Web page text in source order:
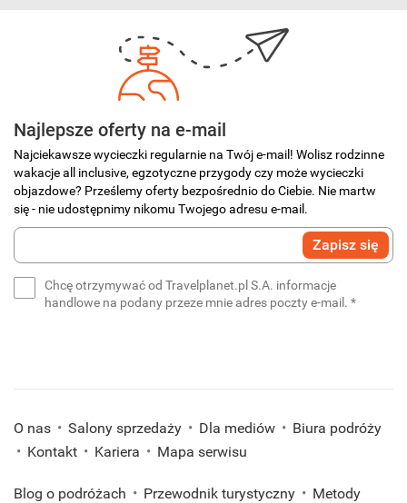
Najlepsze oferty na e-mail
Najciekawsze wycieczki regularnie na Twój e-mail! Wolisz rodzinne
wakacje all inclusive, egzotyczne przygody czy może wycieczki
objazdowe? Prześlemy oferty bezpośrednio do Ciebie. Nie martw
się - nie udostępnimy nikomu Twojego adresu e-mail.
Wprowadź
Zapisz się
Chcę otrzymywać od Travelplanet.pl S.A. informacje
handlowe na podany przeze mnie adres poczty e-mail. *
O nas Salony sprzedaży Dla mediów
Biura podróży
Kontakt
Kariera Mapa serwisu
Blog o podróżach Przewodnik turystyczny
Metody